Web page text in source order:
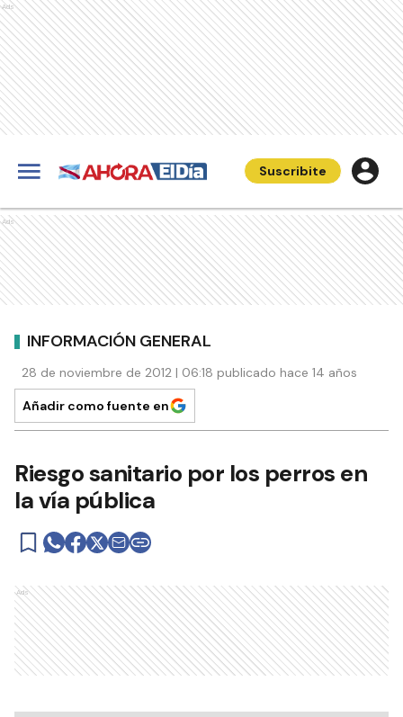
Ads
Suscribite
Ads
INFORMACIÓN GENERAL
28 de noviembre de 2012 | 06:18 publicado hace 14 años
Añadir como fuente en
Riesgo sanitario por los perros en
la vía pública
Ads